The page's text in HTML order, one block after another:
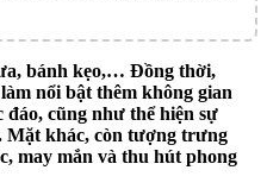
bánh kẹo,… Đồng thời,
nổi bật thêm không gian
đáo, cũng như thể hiện sự
Mặt khác, còn tượng trưng
may mắn và thu hút phong